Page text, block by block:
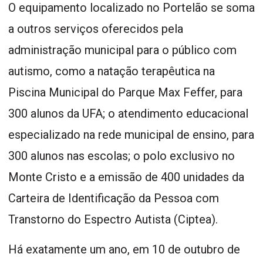
O equipamento localizado no Portelão se soma
a outros serviços oferecidos pela
administração municipal para o público com
autismo, como a natação terapêutica na
Piscina Municipal do Parque Max Feffer, para
300 alunos da UFA; o atendimento educacional
especializado na rede municipal de ensino, para
300 alunos nas escolas; o polo exclusivo no
Monte Cristo e a emissão de 400 unidades da
Carteira de Identificação da Pessoa com
Transtorno do Espectro Autista (Ciptea).
Há exatamente um ano, em 10 de outubro de